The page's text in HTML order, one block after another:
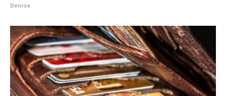
Denise